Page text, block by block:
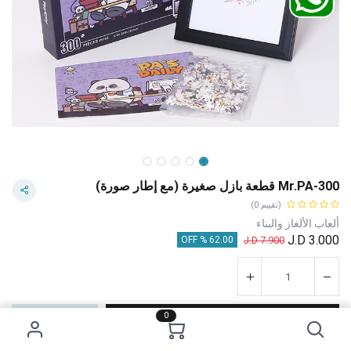
0
Mr.PA-300 قطعة بازل صغيرة (مع إطار صورة)
(تقييم 0)
ألعاب الألغاز والبناء
3.000
7.900
J.D
62.00 % OFF
إضافة إلى عربة التسوق اشترِ الآن